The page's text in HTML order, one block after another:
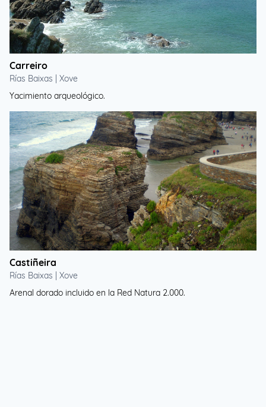
Carreiro
Rías Baixas | Xove
Yacimiento arqueológico.
Castiñeira
Rías Baixas | Xove
Arenal dorado incluido en la Red Natura 2.000.